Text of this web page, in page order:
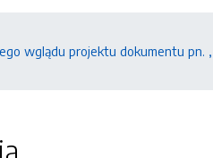
wglądu projektu dokumentu